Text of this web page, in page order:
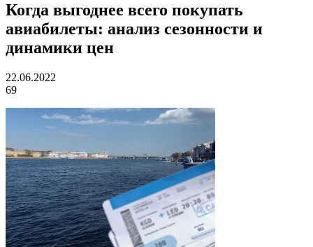
Когда выгоднее всего покупать
авиабилеты: анализ сезонности и
динамики цен
22.06.2022
69